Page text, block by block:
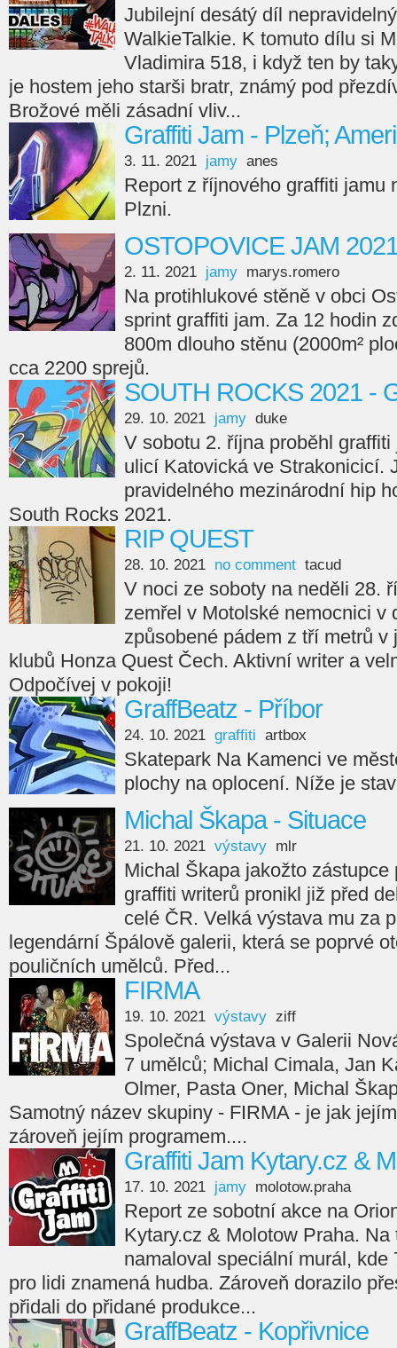
Jubilejní desátý díl
WalkieTalkie. K tomuto dílu si
Vladimira 518, i když ten by
je hostem jeho starši bratr, známý pod
Brožové měli zásadní vliv...
Graffiti Jam - Plzeň;
3. 11. 2021 jamy anes
Report z říjnového graffiti jamu
Plzni.
OSTOPOVICE JAM
2. 11. 2021 jamy marys.romero
Na protihlukové stěně v obci
sprint graffiti jam. Za 12 hodin
800m dlouho stěnu (2000m²
cca 2200 sprejů.
SOUTH ROCKS 2021 -
29. 10. 2021 jamy duke
V sobotu 2. října proběhl
ulicí Katovická ve Strakonicicí.
pravidelného mezinárodní hip
South Rocks 2021.
RIP QUEST
28. 10. 2021 no comment tacud
V noci ze soboty na neděli 28.
zemřel v Motolské nemocnici v
způsobené pádem z tří metrů v
klubů Honza Quest Čech. Aktivní writer a
Odpočívej v pokoji!
GraffBeatz - Příbor
24. 10. 2021 graffiti artbox
Skatepark Na Kamenci ve
plochy na oplocení. Níže je
Michal Škapa - Situace
21. 10. 2021 výstavy mlr
Michal Škapa jakožto
graffiti writerů pronikl již před
celé ČR. Velká výstava mu za
legendární Špálově galerii, která se poprvé
pouličních umělců. Před...
FIRMA
19. 10. 2021 výstavy ziff
Společná výstava v Galerii
7 umělců; Michal Cimala, Jan
Olmer, Pasta Oner, Michal
Samotný název skupiny - FIRMA - je jak
zároveň jejím programem....
Graffiti Jam Kytary.cz &
17. 10. 2021 jamy molotow.praha
Report ze sobotní akce na
Kytary.cz & Molotow Praha. Na
namaloval speciální murál, kde
pro lidi znamená hudba. Zároveň dorazilo
přidali do přidané produkce...
GraffBeatz - Kopřivnice